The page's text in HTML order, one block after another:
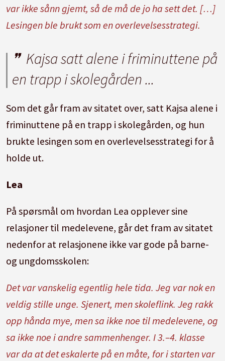
var ikke sånn gjemt, så de må de jo ha sett det. […]
Lesingen ble brukt som en overlevelsesstrategi.
Kajsa satt alene i friminuttene på
en trapp i skolegården ...
Som det går fram av sitatet over, satt Kajsa alene i
friminuttene på en trapp i skolegården, og hun
brukte lesingen som en overlevelsesstrategi for å
holde ut.
Lea
På spørsmål om hvordan Lea opplever sine
relasjoner til medelevene, går det fram av sitatet
nedenfor at relasjonene ikke var gode på barne-
og ungdomsskolen:
Det var vanskelig egentlig hele tida. Jeg var nok en
veldig stille unge. Sjenert, men skoleflink. Jeg rakk
opp hånda mye, men sa ikke noe til medelevene, og
sa ikke noe i andre sammenhenger. I 3.–4. klasse
var da at det eskalerte på en måte, for i starten var